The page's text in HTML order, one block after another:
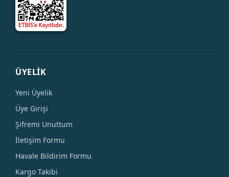
ÜYELİK
Yeni Üyelik
Üye Girişi
Şifremi Unuttum
İletişim Formu
Havale Bildirim Formu
Kargo Takibi